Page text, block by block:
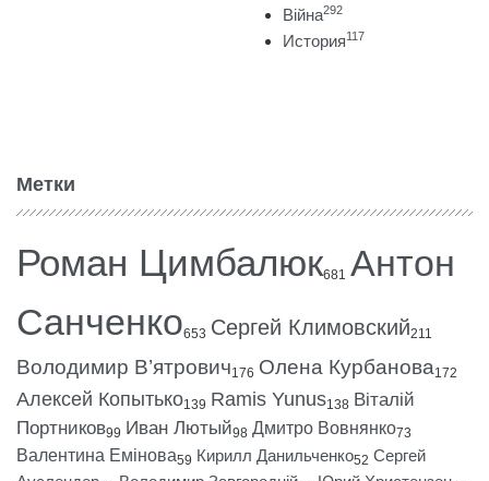
Війна292
История117
Метки
Роман Цимбалюк681 Антон
Санченко653 Сергей Климовский211
Володимир В’ятрович176 Олена Курбанова172
Алексей Копытько139 Ramis Yunus138 Віталій
Портников99 Иван Лютый98 Дмитро Вовнянко73
Валентина Емінова59 Кирилл Данильченко52 Сергей